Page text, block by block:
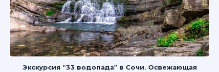
Экскурсия “33 водопада” в Сочи. Освежающая